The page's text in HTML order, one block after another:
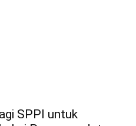
SPPI untuk